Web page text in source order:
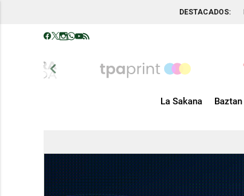
DESTACADOS:
chevron_left
La Sakana Baztan